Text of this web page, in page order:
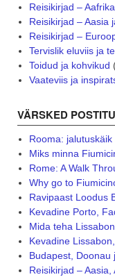
Reisikirjad – Aafrika
Reisikirjad – Aasia
Reisikirjad –
Tervislik eluviis ja
Toidud ja kohvikud
Vaateviis ja
VÄRSKED
Rooma:
Miks minna
Rome: A Walk
Why go to
Ravipaast Loodus
Kevadine Porto,
Mida teha
Kevadine
Budapest, Doonau
Reisikirjad –